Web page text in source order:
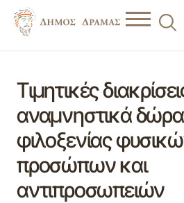
Τιμητικές
αναμνηστικά
φιλοξενίας
προσώπων και
αντιπροσωπειών